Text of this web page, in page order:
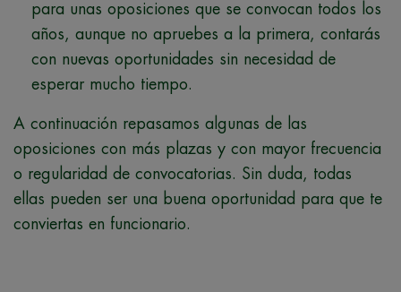
para unas oposiciones que se convocan todos los
años, aunque no apruebes a la primera, contarás
con nuevas oportunidades sin necesidad de
esperar mucho tiempo.
A continuación repasamos algunas de las
oposiciones con más plazas y con mayor frecuencia
o regularidad de convocatorias. Sin duda, todas
ellas pueden ser una buena oportunidad para que te
conviertas en funcionario.